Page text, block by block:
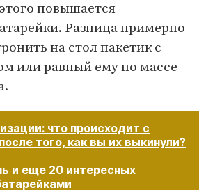
повышается
. Разница примерно
на стол пакетик с
или равный ему по массе
что происходит с
того, как вы их выкинули?
и еще 20 интересных